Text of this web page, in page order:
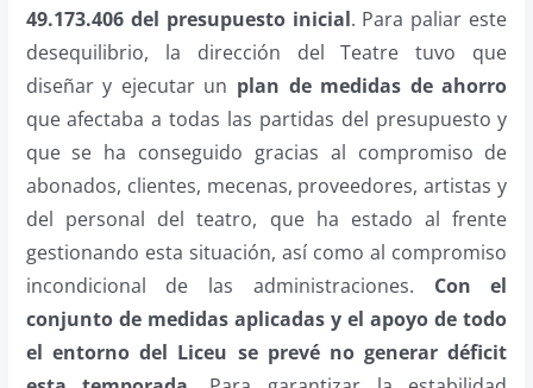
49.173.406 del presupuesto inicial. Para paliar este
desequilibrio, la dirección del Teatre tuvo que
diseñar y ejecutar un plan de medidas de ahorro
que afectaba a todas las partidas del presupuesto y
que se ha conseguido gracias al compromiso de
abonados, clientes, mecenas, proveedores, artistas y
del personal del teatro, que ha estado al frente
gestionando esta situación, así como al compromiso
incondicional de las administraciones. Con el
conjunto de medidas aplicadas y el apoyo de todo
el entorno del Liceu se prevé no generar déficit